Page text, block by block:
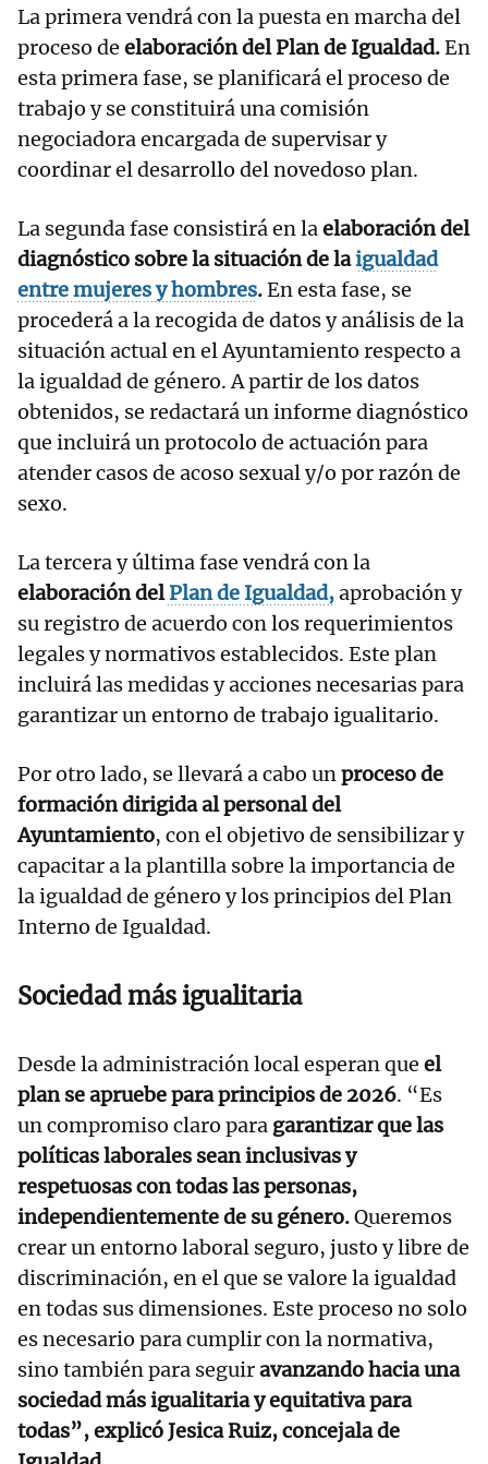
La primera vendrá con la puesta en marcha del
proceso de elaboración del Plan de Igualdad.En
esta primera fase, se planificará el proceso de
trabajo y se constituirá una comisión
negociadora encargada de supervisar y
coordinar el desarrollo del novedoso plan.
La segunda fase consistirá en laelaboración del
diagnóstico sobre la situación de laigualdad
entre mujeres y hombres.En esta fase, se
procederá a la recogida de datos y análisis de la
situación actual en el Ayuntamiento respecto a
la igualdad de género. A partir de los datos
obtenidos, se redactará un informe diagnóstico
que incluirá un protocolo de actuación para
atender casos de acoso sexual y/o por razón de
sexo.
La tercera y última fase vendrá con la
elaboración delPlan de Igualdad,aprobación y
su registro de acuerdo con los requerimientos
legales y normativos establecidos. Este plan
incluirá las medidas y acciones necesarias para
garantizar un entorno de trabajo igualitario.
Por otro lado, se llevará a cabo unproceso de
formación dirigida al personal del
Ayuntamiento, con el objetivo de sensibilizar y
capacitar a la plantilla sobre la importancia de
la igualdad de género y los principios del Plan
Interno de Igualdad.
Sociedad más igualitaria
Desde la administración local esperan que el
plan se apruebe para principios de 2026. “Es
un compromiso claro para garantizar que las
políticas laborales sean inclusivas y
respetuosas con todas las personas,
independientemente de su género.Queremos
crear un entorno laboral seguro, justo y libre de
discriminación, en el que se valore la igualdad
en todas sus dimensiones. Este proceso no solo
es necesario para cumplir con la normativa,
sino también para seguiravanzando hacia una
sociedad más igualitaria y equitativa para
todas”, explicó Jesica Ruiz, concejala de